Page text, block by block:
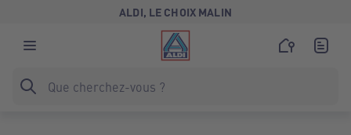
ALDI, LE CHOIX MALIN